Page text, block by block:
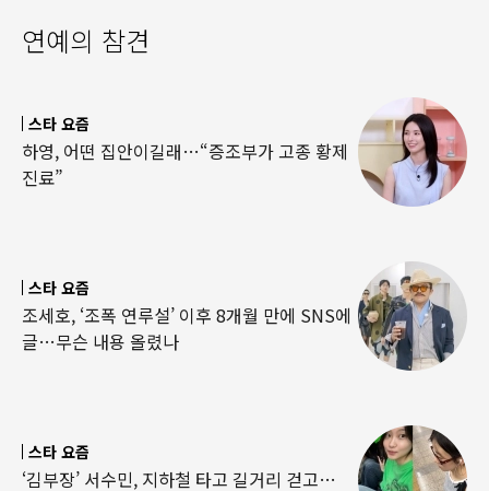
연예의 참견
스타 요즘
하영, 어떤 집안이길래…“증조부가 고종 황제
진료”
스타 요즘
조세호, ‘조폭 연루설’ 이후 8개월 만에 SNS에
글…무슨 내용 올렸나
스타 요즘
‘김부장’ 서수민, 지하철 타고 길거리 걷고…